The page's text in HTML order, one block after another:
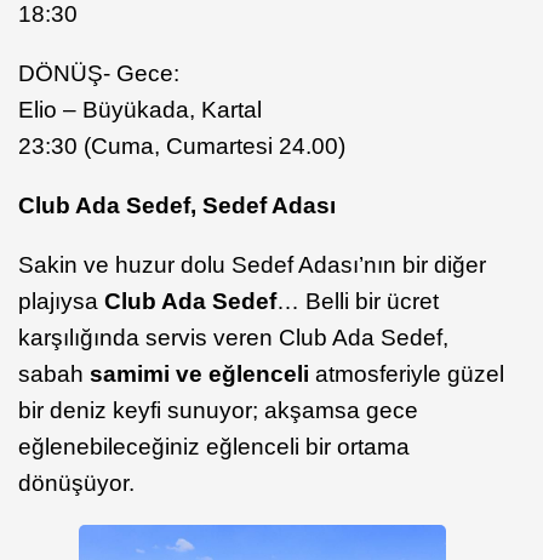
18:30
DÖNÜŞ- Gece:
Elio – Büyükada, Kartal
23:30 (Cuma, Cumartesi 24.00)
Club Ada Sedef, Sedef Adası
Sakin ve huzur dolu Sedef Adası’nın bir diğer
plajıysa Club Ada Sedef… Belli bir ücret
karşılığında servis veren Club Ada Sedef,
sabah samimi ve eğlenceli atmosferiyle güzel
bir deniz keyfi sunuyor; akşamsa gece
eğlenebileceğiniz eğlenceli bir ortama
dönüşüyor.